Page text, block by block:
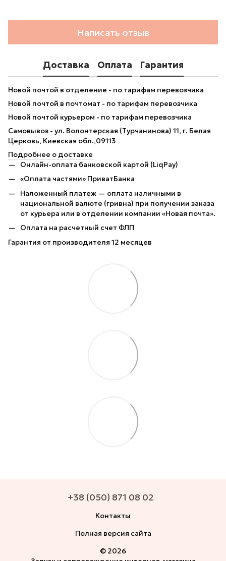
Написать отзыв
Доставка Оплата Гарантия
Новой почтой в отделение - по тарифам перевозчика
Новой почтой в почтомат - по тарифам перевозчика
Новой почтой курьером - по тарифам перевозчика
Самовывоз - ул. Волонтерская (Турчанинова) 11, г. Белая
Церковь, Киевская обл.,09113
Подробнее о доставке
Онлайн-оплата банковской картой (LiqPay)
«Оплата частями» ПриватБанка
Наложенный платеж — оплата наличными в
национальной валюте (гривна) при получении заказа
от курьера или в отделении компании «Новая почта».
Оплата на расчетный счет ФЛП
Гарантия от производителя 12 месяцев
+38 (050) 871 08 02
Контакты
Полная версия сайта
© 2026